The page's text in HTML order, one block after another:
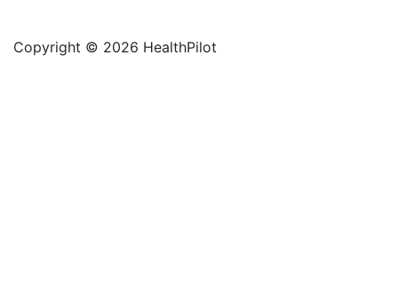
Copyright © 2026 HealthPilot